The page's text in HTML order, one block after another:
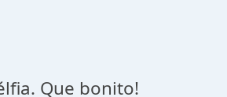
Que bonito!